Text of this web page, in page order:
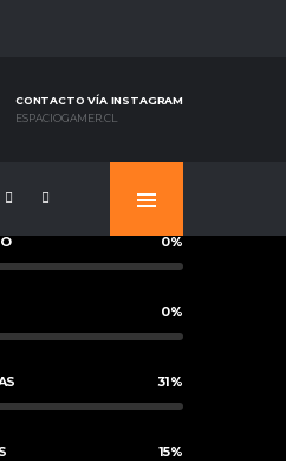
CONTACTO VÍA INSTAGRAM
ESPACIOGAMER.CL
0%
0%
31%
15%